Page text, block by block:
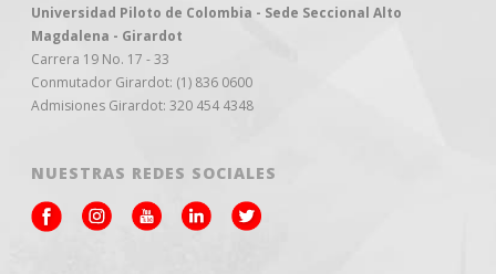
Universidad Piloto de Colombia - Sede Seccional Alto
Magdalena - Girardot
Carrera 19 No. 17 - 33
Conmutador Girardot: (1) 836 0600
Admisiones Girardot: 320 454 4348
NUESTRAS REDES SOCIALES